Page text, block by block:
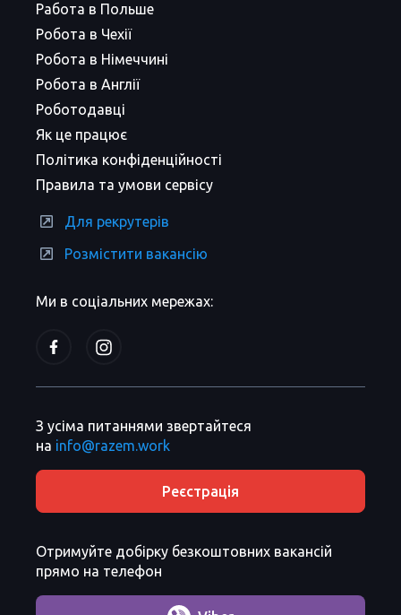
Ми в соціальних мережах:
Работа в Польше
Робота в Чехії
Робота в Німеччині
Робота в Англії
Роботодавці
Як це працює
Політика конфіденційності
Правила та умови сервісу
Для рекрутерів
Розмістити вакансію
З усіма питаннями звертайтеся
на info@razem.work
Реєстрація
Отримуйте добірку безкоштовних вакансій
прямо на телефон